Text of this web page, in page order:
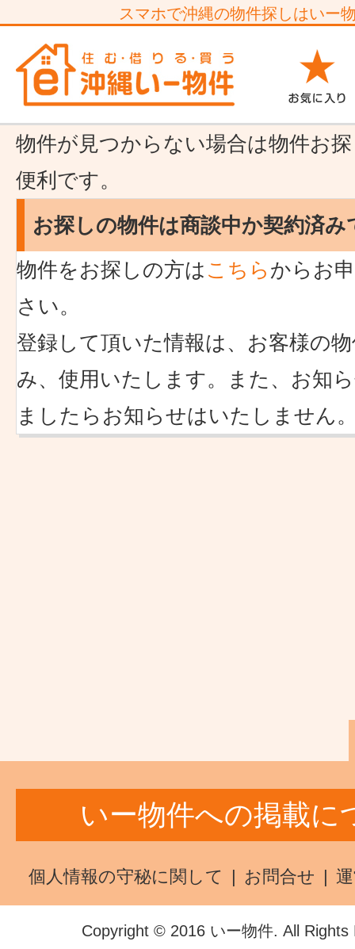
スマホで沖縄の物件探しはいー
物件が見つからない場合は物件お
便利です。
お探しの物件は商談中か契約済み
物件をお探しの方は こちら からお
さい。
登録して頂いた情報は、お客様の
み、使用いたします。また、お知
ましたらお知らせはいたしません
いー物件への掲載に
個人情報の守秘に関して お問合せ
Copyright © 2016 いー物件. All Rights